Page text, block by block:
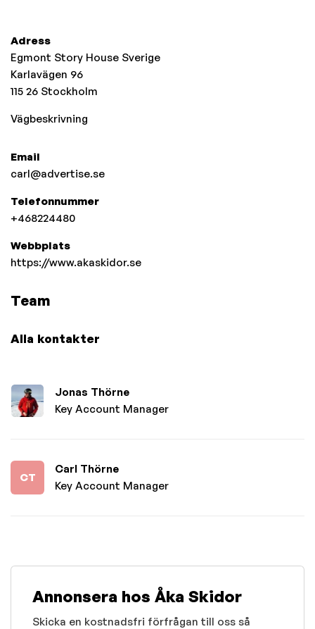
Adress
Egmont Story House Sverige
Karlavägen 96
115 26 Stockholm
Vägbeskrivning
Email
carl@advertise.se
Telefonnummer
+468224480
Webbplats
https://www.akaskidor.se
Team
Alla kontakter
Jonas Thörne
Key Account Manager
CT
Carl Thörne
Key Account Manager
Annonsera hos Åka Skidor
Skicka en kostnadsfri förfrågan till oss så